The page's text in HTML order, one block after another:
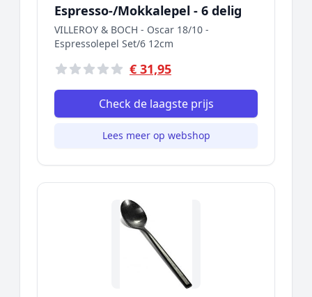
Espresso-/Mokkalepel - 6 delig
VILLEROY & BOCH - Oscar 18/10 -
Espressolepel Set/6 12cm
€ 31,95
Check de laagste prijs
Lees meer op webshop